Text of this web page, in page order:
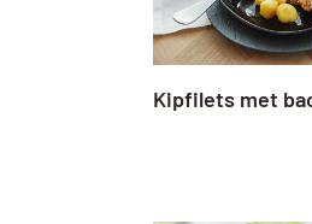
Kipfilets met